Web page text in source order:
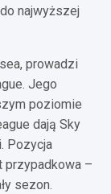
najwyższej
prowadzi
Jego
poziomie
dają Sky
Pozycja
przypadkowa –
sezon.